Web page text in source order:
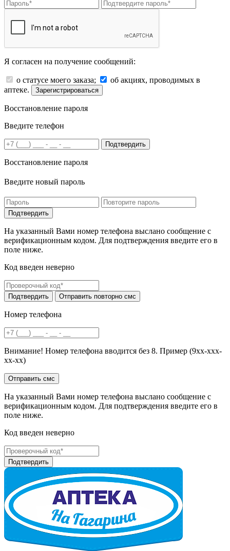
Я согласен на получение сообщений:
о статусе моего заказа;
об акциях, проводимых в
аптеке.
Зарегистрироваться
Восстановление пароля
Введите телефон
Подтвердить
Восстановление пароля
Введите новый пароль
На указанный Вами номер телефона выслано сообщение с
верификационным кодом. Для подтверждения введите его в
поле ниже.
Код введен неверно
Номер телефона
Внимание! Номер телефона вводится без 8. Пример (9хх-ххх-
хх-хх)
На указанный Вами номер телефона выслано сообщение с
верификационным кодом. Для подтверждения введите его в
поле ниже.
Код введен неверно